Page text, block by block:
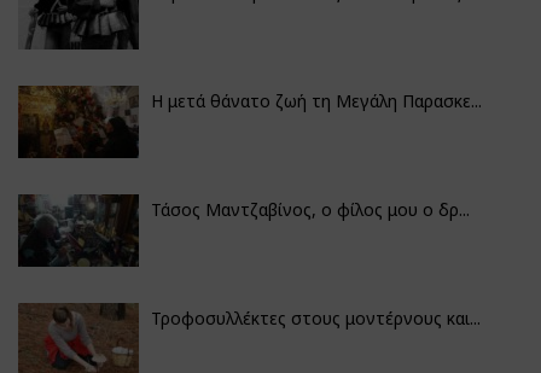
Η μετά θάνατο ζωή τη Μεγάλη Παρασκε...
Τάσος Μαντζαβίνος, ο φίλος μου ο δρ...
Τροφοσυλλέκτες στους μοντέρνους και...